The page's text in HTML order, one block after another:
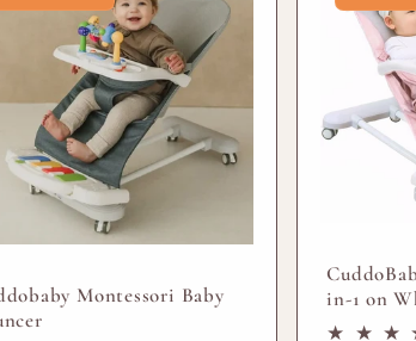
Montessori Baby
in-1 on